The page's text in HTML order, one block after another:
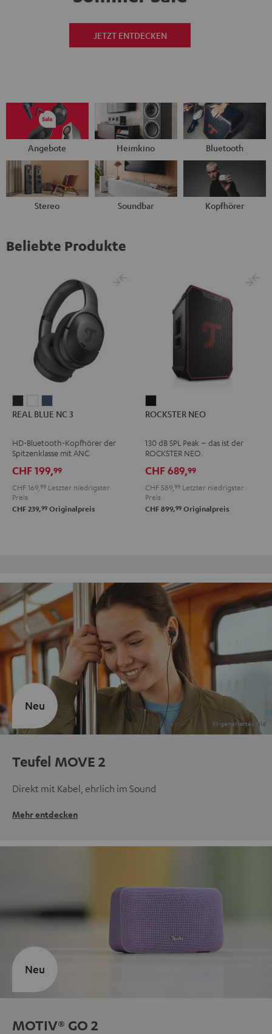
JETZT ENTDECKEN
Angebote Heimkino Bluetooth
Stereo Soundbar Kopfhörer
Beliebte Produkte
BLUE
3
Night
Black
BLUE
3
Pearl
White
BLUE
3
Steel
Blue
REAL BLUE NC 3
HD-Bluetooth-Kopfhörer der
Spitzenklasse mit ANC
CHF 199,99
CHF 169, 99 Letzter niedrigster
Preis
CHF 239,99 Originalpreis
NEO
ROCKSTER NEO
130 dB SPL Peak – das ist der
ROCKSTER NEO.
CHF 689,99
CHF 589, 99 Letzter niedrigster
Preis
CHF 899,99 Originalpreis
Teufel MOVE 2
Direkt mit Kabel, ehrlich im Sound
Mehr entdecken
Neu
MOTIV® GO 2
Neu